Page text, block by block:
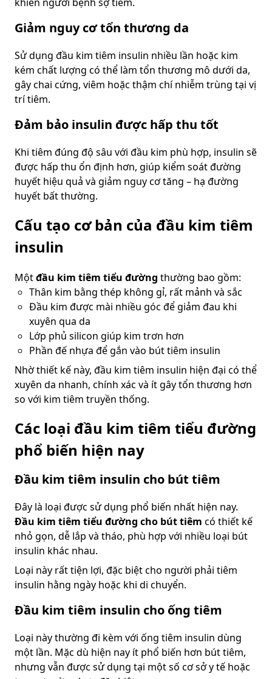
khiến người bệnh sợ tiêm.
Giảm nguy cơ tổn thương da
Sử dụng đầu kim tiêm insulin nhiều lần hoặc kim
kém chất lượng có thể làm tổn thương mô dưới da,
gây chai cứng, viêm hoặc thậm chí nhiễm trùng tại vị
trí tiêm.
Đảm bảo insulin được hấp thu tốt
Khi tiêm đúng độ sâu với đầu kim phù hợp, insulin sẽ
được hấp thu ổn định hơn, giúp kiểm soát đường
huyết hiệu quả và giảm nguy cơ tăng – hạ đường
huyết bất thường.
Cấu tạo cơ bản của đầu kim tiêm
insulin
Mộtđầu kim tiêm tiểu đường thường bao gồm:
Thân kim bằng thép không gỉ, rất mảnh và sắc
Đầu kim được mài nhiều góc để giảm đau khi
xuyên qua da
Lớp phủ silicon giúp kim trơn hơn
Phần đế nhựa để gắn vào bút tiêm insulin
Nhờ thiết kế này, đầu kim tiêm insulin hiện đại có thể
xuyên da nhanh, chính xác và ít gây tổn thương hơn
so với kim tiêm truyền thống.
Các loại đầu kim tiêm tiểu đường
phổ biến hiện nay
Đầu kim tiêm insulin cho bút tiêm
Đây là loại được sử dụng phổ biến nhất hiện nay.
Đầu kim tiêm tiểu đường cho bút tiêm có thiết kế
nhỏ gọn, dễ lắp và tháo, phù hợp với nhiều loại bút
insulin khác nhau.
Loại này rất tiện lợi, đặc biệt cho người phải tiêm
insulin hằng ngày hoặc khi di chuyển.
Đầu kim tiêm insulin cho ống tiêm
Loại này thường đi kèm với ống tiêm insulin dùng
một lần. Mặc dù hiện nay ít phổ biến hơn bút tiêm,
nhưng vẫn được sử dụng tại một số cơ sở y tế hoặc